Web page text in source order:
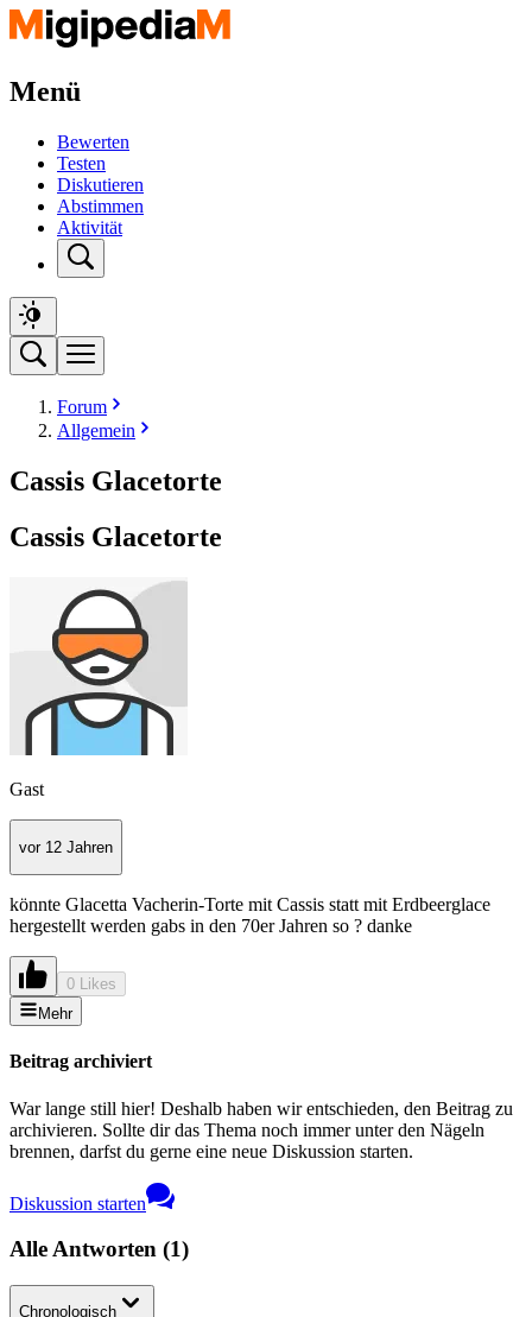
Menü
Bewerten
Testen
Diskutieren
Abstimmen
Aktivität
Forum
Allgemein
Cassis Glacetorte
Cassis Glacetorte
Gast
vor 12 Jahren
könnte Glacetta Vacherin-Torte mit Cassis statt mit Erdbeerglace
hergestellt werden gabs in den 70er Jahren so ? danke
0 Likes
Mehr
Beitrag archiviert
War lange still hier! Deshalb haben wir entschieden, den Beitrag zu
archivieren. Sollte dir das Thema noch immer unter den Nägeln
brennen, darfst du gerne eine neue Diskussion starten.
Diskussion starten
Alle Antworten (1)
Chronologisch